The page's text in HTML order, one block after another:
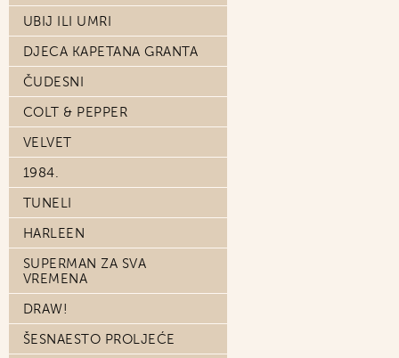
UBIJ ILI UMRI
DJECA KAPETANA GRANTA
ČUDESNI
COLT & PEPPER
VELVET
1984.
TUNELI
HARLEEN
SUPERMAN ZA SVA
VREMENA
DRAW!
ŠESNAESTO PROLJEĆE